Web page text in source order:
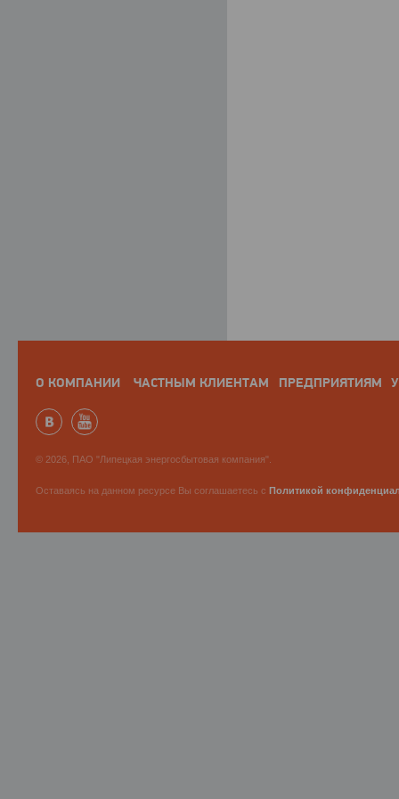
О КОМПАНИИ ЧАСТНЫМ КЛИЕНТАМ ПРЕДПРИЯТИЯМ
© 2026, ПАО "Липецкая энергосбытовая компания".
Оставаясь на данном ресурсе Вы соглашаетесь с Политикой